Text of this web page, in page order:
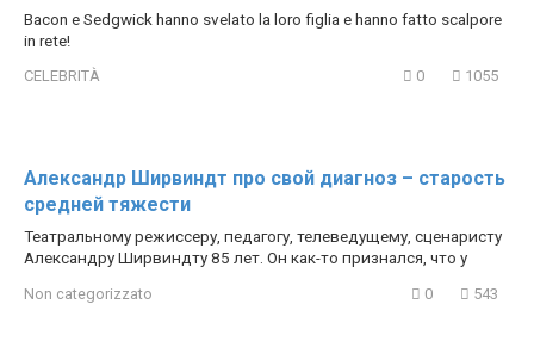
Bacon e Sedgwick hanno svelato la loro figlia e hanno fatto scalpore
in rete!
CELEBRITÀ 0 1055
Александр Ширвиндт про свой диагноз – старость
средней тяжести
Театральному режиссеру, педагогу, телеведущему, сценаристу
Александру Ширвиндту 85 лет. Он как-то признался, что у
Non categorizzato 0 543